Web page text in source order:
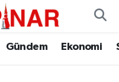
Gündem Ekonomi